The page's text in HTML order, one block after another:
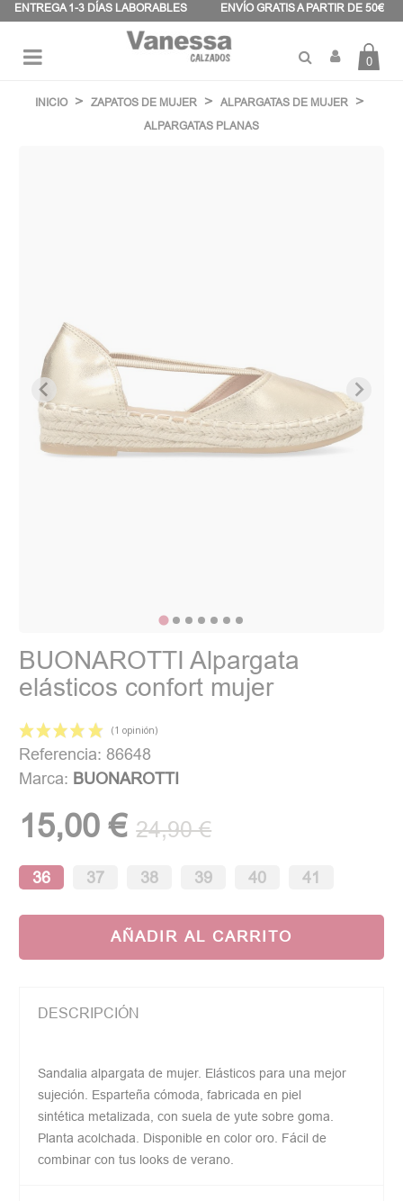
ENTREGA 1-3 DÍAS LABORABLES ENVÍO GRATIS A PARTIR DE 50€
de
palanca
0
INICIO ZAPATOS DE MUJER
ALPARGATAS DE MUJER
ALPARGATAS PLANAS
BUONAROTTI Alpargata
elásticos confort mujer
Referencia: 86648
Marca: BUONAROTTI
15,00 € 24,90 €
36 37 38 39 40 41
AÑADIR AL CARRITO
DESCRIPCIÓN
Sandalia alpargata de mujer. Elásticos para una mejor
sujeción. Esparteña cómoda, fabricada en piel
sintética metalizada, con suela de yute sobre goma.
Planta acolchada. Disponible en color oro. Fácil de
combinar con tus looks de verano.
Panel de gestión de cookies